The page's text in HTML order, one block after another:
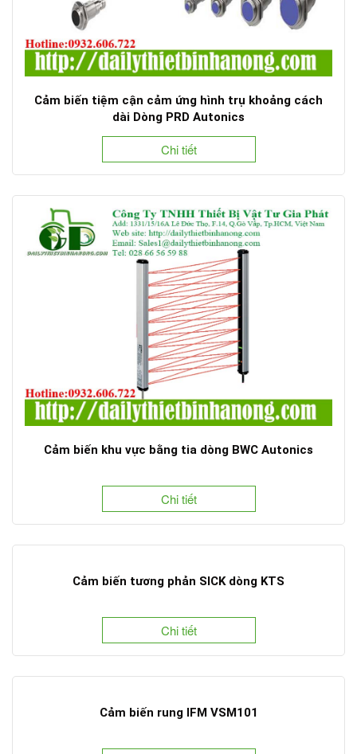
Cảm biến tiệm cận cảm ứng hình trụ khoảng cách
dài Dòng PRD Autonics
Chi tiết
Cảm biến khu vực bằng tia dòng BWC Autonics
Chi tiết
Cảm biến tương phản SICK dòng KTS
Chi tiết
Cảm biến rung IFM VSM101